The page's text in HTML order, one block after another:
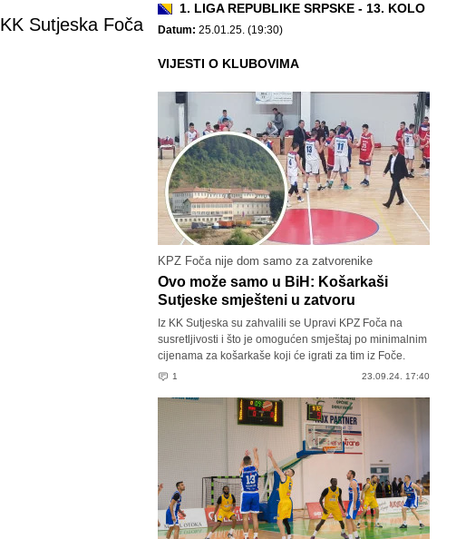
KK Sutjeska Foča
1. LIGA REPUBLIKE SRPSKE - 13. KOLO
Datum: 25.01.25. (19:30)
VIJESTI O KLUBOVIMA
KPZ Foča nije dom samo za zatvorenike
Ovo može samo u BiH: Košarkaši
Sutjeske smješteni u zatvoru
Iz KK Sutjeska su zahvalili se Upravi KPZ Foča na
susretljivosti i što je omogućen smještaj po minimalnim
cijenama za košarkaše koji će igrati za tim iz Foče.
1 23.09.24. 17:40